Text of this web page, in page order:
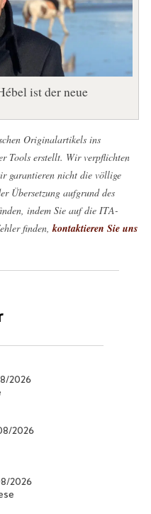
ist der neue
Originalartikels ins
Tools erstellt. Wir verpflichten
garantieren nicht die völlige
Übersetzung aufgrund des
indem Sie auf die ITA-
finden, kontaktieren Sie uns
2026
2026
2026